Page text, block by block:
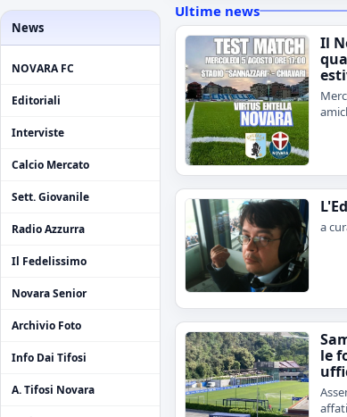
News
NOVARA FC
Editoriali
Interviste
Calcio Mercato
Sett. Giovanile
Radio Azzurra
Il Fedelissimo
Novara Senior
Archivio Foto
Info Dai Tifosi
A. Tifosi Novara
Ultime news
Il
a
le